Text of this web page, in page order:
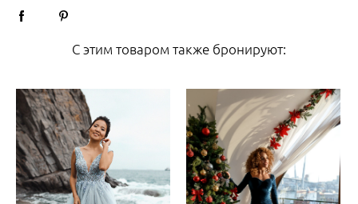
С этим товаром также бронируют: